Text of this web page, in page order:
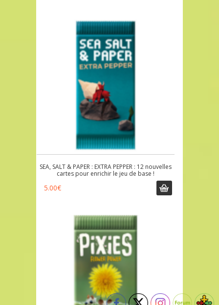
SEA, SALT & PAPER : EXTRA PEPPER : 12 nouvelles
cartes pour enrichir le jeu de base !
5.00€